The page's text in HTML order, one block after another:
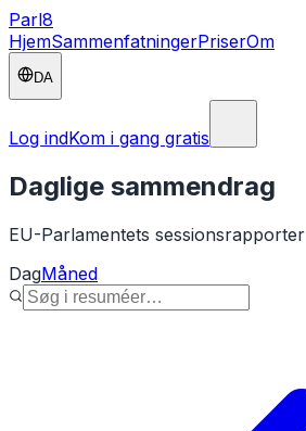
Parl8
HjemSammenfatningerPriserOm
DA
Log indKom i gang gratis
Daglige sammendrag
EU-Parlamentets sessionsrapporter
DagMåned